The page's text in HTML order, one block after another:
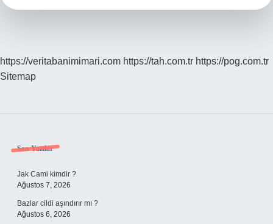
https://veritabanimimari.com https://tah.com.tr https://pog.com.tr
Sitemap
Sidebar
Son Yazılar
Jak Cami kimdir ?
Ağustos 7, 2026
Bazlar cildi aşındırır mı ?
Ağustos 6, 2026